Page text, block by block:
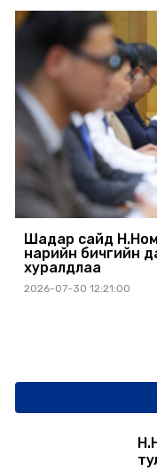
Шадар сайд
нарийн бичгийн
хуралдлаа
2026-07-30 12:21:00